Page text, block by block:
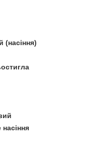
(насіння)